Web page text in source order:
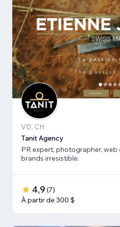
VD, CH
Tanit Agency
PR expert, photographer,
brands irresistible.
4,9 (7)
À partir de 300 $